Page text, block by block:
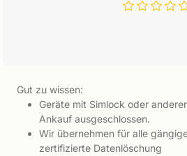
Gut zu wissen:
Geräte mit Simlock oder
Ankauf ausgeschlossen.
Wir übernehmen für alle
zertifizierte Datenlöschung